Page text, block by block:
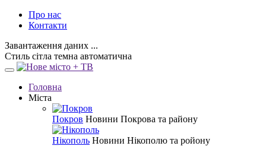
Про нас
Контакти
Завантаження даних ...
Стиль сітла темна автоматична
Головна
Міста
Покров Новини Покрова та району
Нікополь Новини Нікополю та ройону